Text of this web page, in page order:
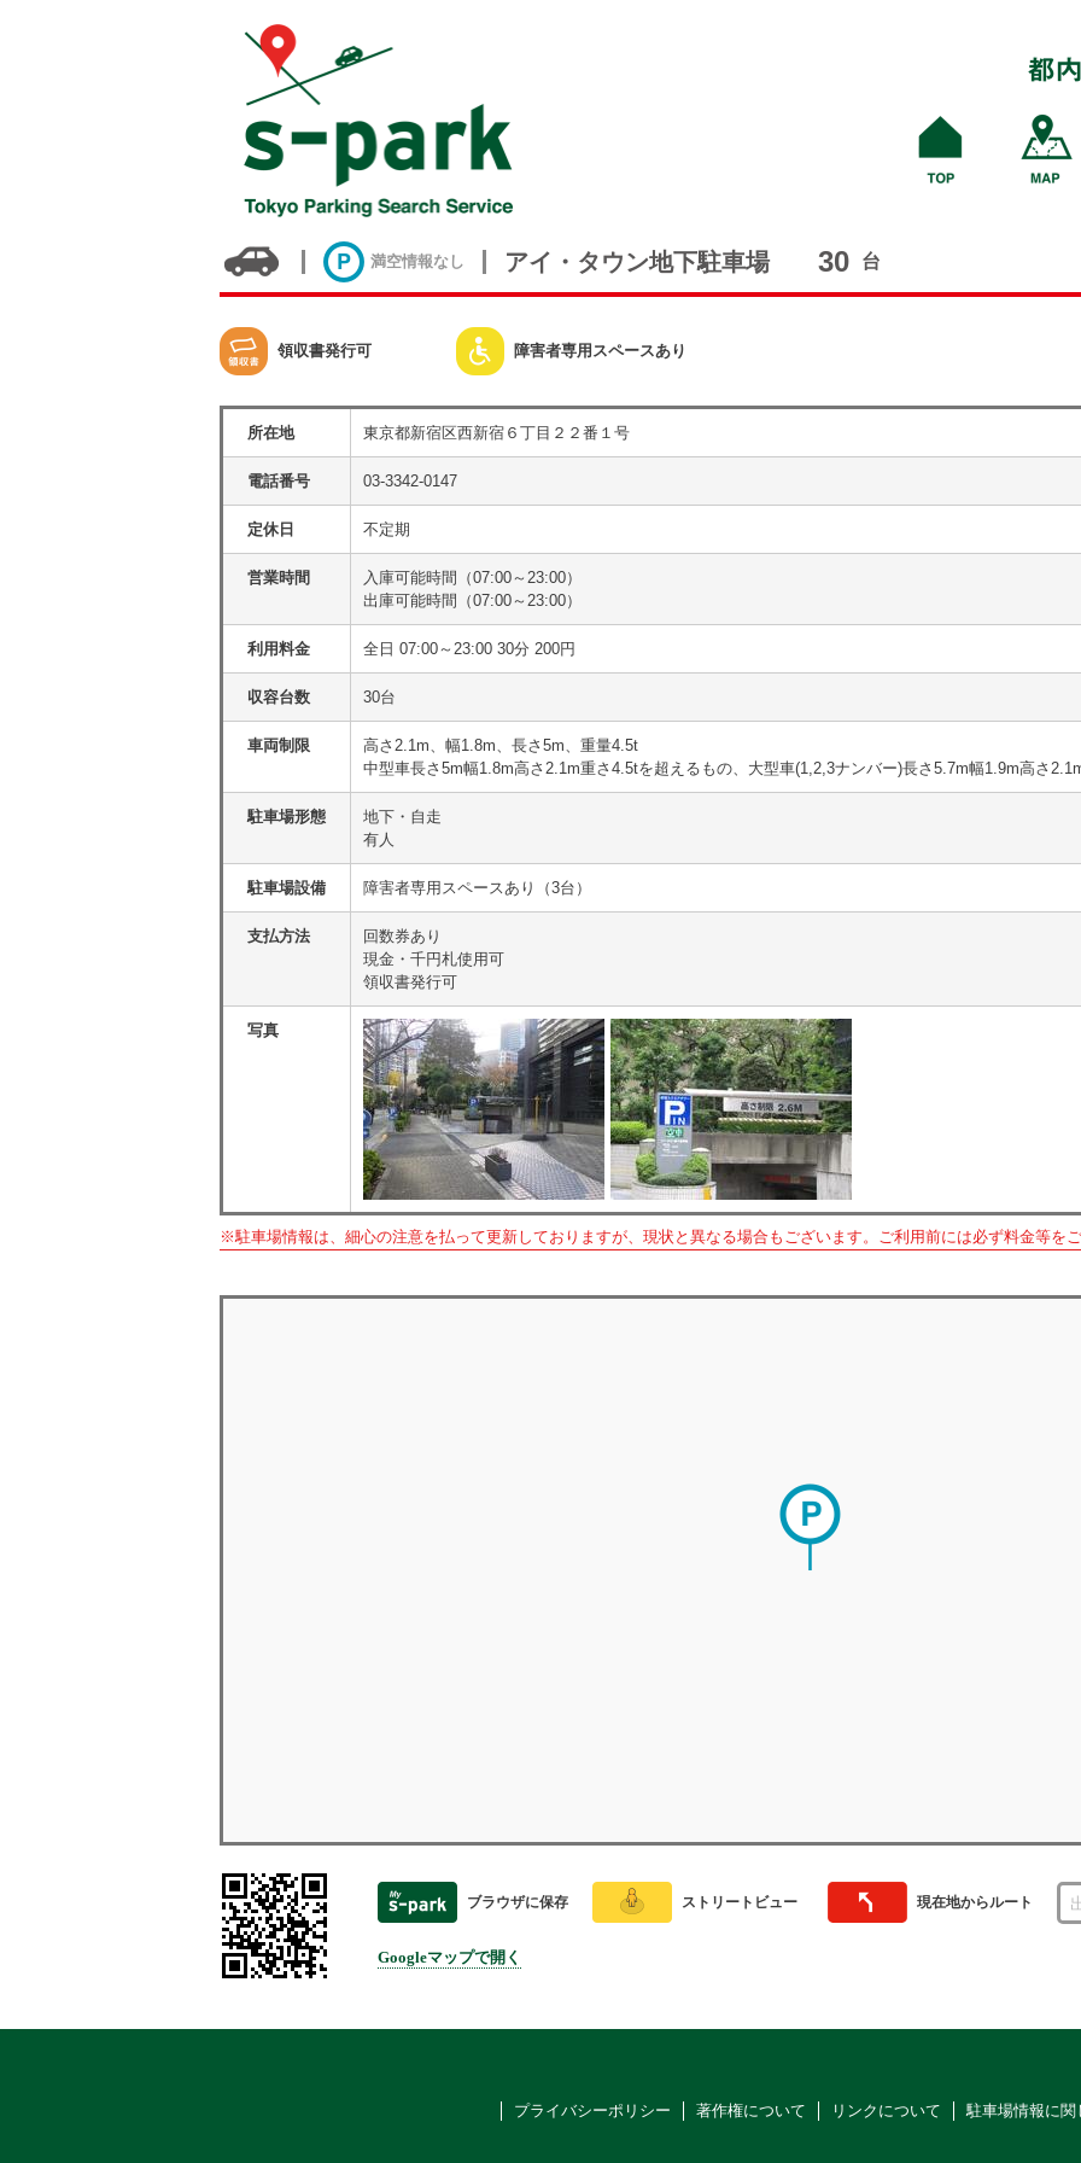
満空情報なし アイ・タウン地下駐車場 30 台
領収書発行可 障害者専用スペースあり
所在地 東京都新宿区西新宿６丁目２２番１号
電話番号 03-3342-0147
定休日 不定期
営業時間
入庫可能時間（07:00～23:00）
出庫可能時間（07:00～23:00）
利用料金 全日 07:00～23:00 30分 200円
収容台数 30台
車両制限
高さ2.1m、幅1.8m、長さ5m、重量4.5t
中型車長さ5m幅1.8m高さ2.1m重さ4.5tを超えるもの、大型車(1,2,3ナンバー)長さ5.7m幅1.9m高さ
駐車場形態
地下・自走
有人
駐車場設備 障害者専用スペースあり（3台）
支払方法
回数券あり
現金・千円札使用可
領収書発行可
写真
※駐車場情報は、細心の注意を払って更新しておりますが、現状と異なる場合もございます。ご利用前には必ず料金等をご
ブラウザに保存 ストリートビュー 現在地からルート
Googleマップで開く
プライバシーポリシー 著作権について リンクについて 駐車場情報に関